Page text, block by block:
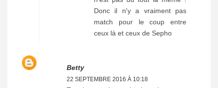
Donc il n'y a vraiment pas
match pour le coup entre
ceux là et ceux de Sepho
Betty
22 SEPTEMBRE 2016 À 10:18